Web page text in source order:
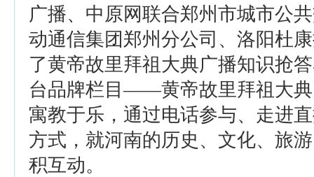
广播、中原网联合郑州市城市公
动通信集团郑州分公司、洛阳杜
了黄帝故里拜祖大典广播知识抢
台品牌栏目——黄帝故里拜祖大
寓教于乐，通过电话参与、走进
方式，就河南的历史、文化、旅
积互动。